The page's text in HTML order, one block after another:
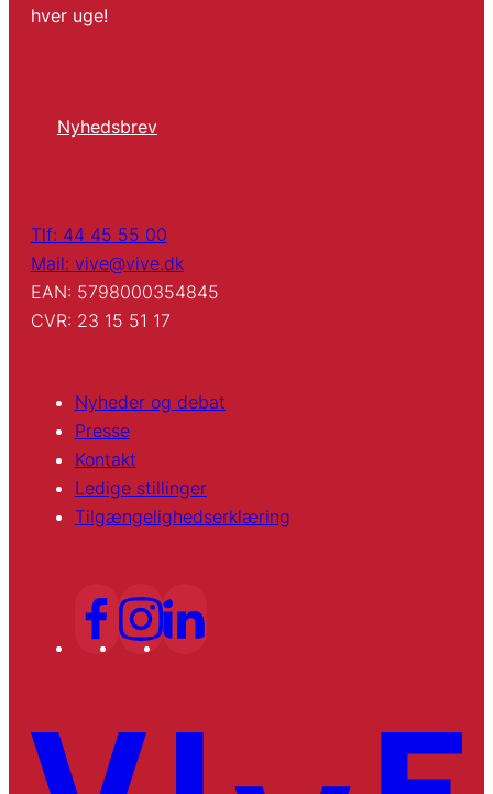
hver uge!
Nyhedsbrev
Tlf: 44 45 55 00
Mail: vive@vive.dk
EAN: 5798000354845
CVR: 23 15 51 17
Nyheder og debat
Presse
Kontakt
Ledige stillinger
Tilgængelighedserklæring